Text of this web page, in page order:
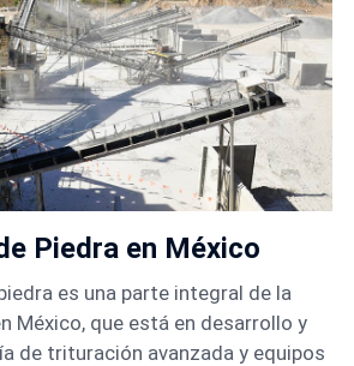
Piedra en México
es una parte integral de la
México, que está en desarrollo y
de trituración avanzada y equipos